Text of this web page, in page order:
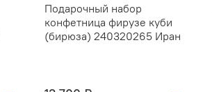
Подарочный набор
конфетница фирузе куби
(бирюза) 240320265 Иран